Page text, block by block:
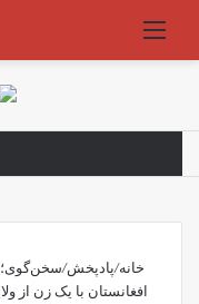
منو
خانه/پادپخش/سخن‌گوی؛
افغانستان با یک زن از